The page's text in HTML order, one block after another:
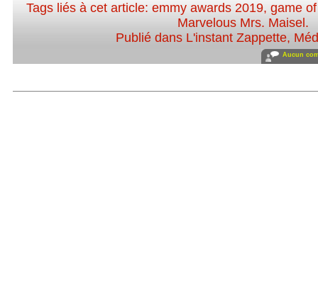
Tags liés à cet article: emmy awards 2019, game
Marvelous Mrs. Maisel .
Publié dans L'instant Zappette,
Aucun